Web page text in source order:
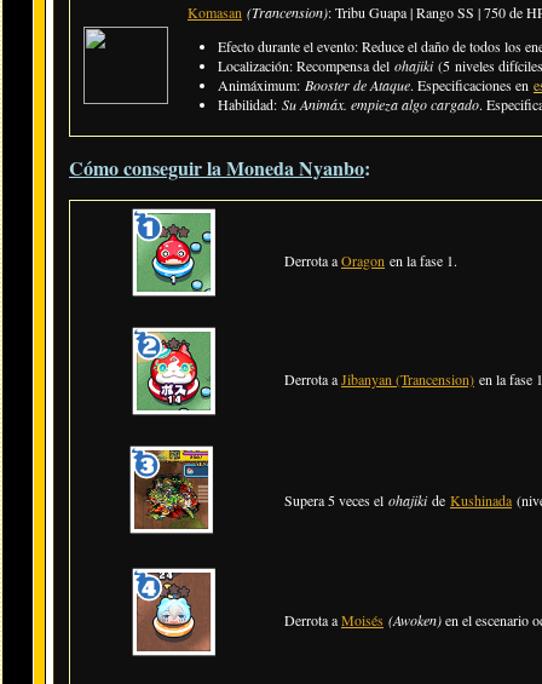
Komasan (Trancension): Tribu Guapa | Rango SS | 750 de
Efecto durante el evento: Reduce el daño de todos los
Localización:Recompensa del ohajiki(5 niveles
Animáximum: Booster de Ataque. Especificaciones en
Habilidad: Su Animáx. empieza algo cargado.
Cómo conseguir la Moneda Nyanbo:
Derrota aOragon en la fase 1.
Derrota aJibanyan (Trancension) en la fase
Supera 5 veces el ohajikide Kushinada
Derrota aMoisés (Awoken)en el escenario